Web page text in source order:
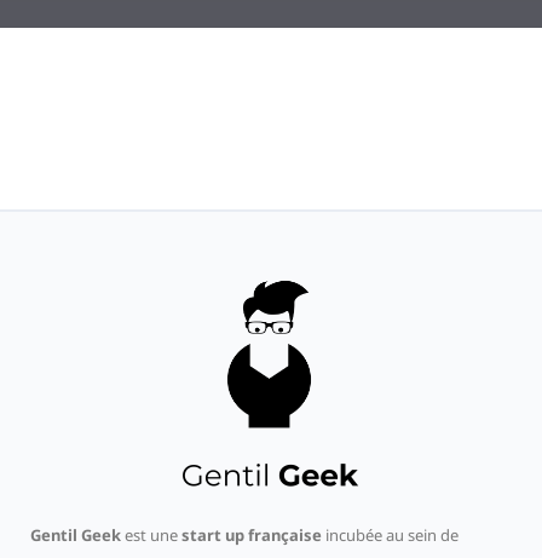
Gentil Geekest unestart up française incubée au sein de